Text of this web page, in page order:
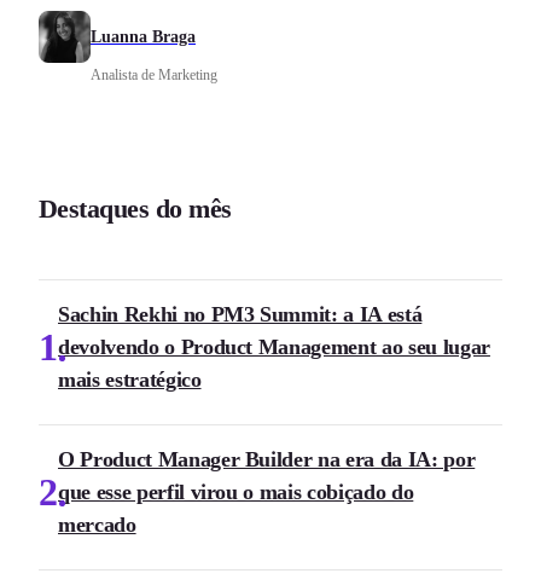
Luanna Braga
Analista de Marketing
Destaques do mês
1
Sachin Rekhi no PM3 Summit: a IA está
devolvendo o Product Management ao seu lugar
mais estratégico
2
O Product Manager Builder na era da IA: por
que esse perfil virou o mais cobiçado do
mercado